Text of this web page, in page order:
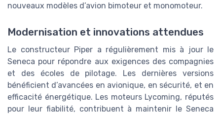
nouveaux modèles d’avion bimoteur et monomoteur.
Modernisation et innovations attendues
Le constructeur Piper a régulièrement mis à jour le
Seneca pour répondre aux exigences des compagnies
et des écoles de pilotage. Les dernières versions
bénéficient d’avancées en avionique, en sécurité, et en
efficacité énergétique. Les moteurs Lycoming, réputés
pour leur fiabilité, contribuent à maintenir le Seneca